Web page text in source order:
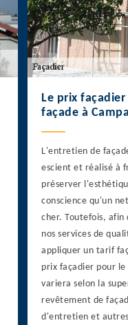
Le prix
façade à
L'entretien de
escient et réalisé à
préserver
conscience qu'un
cher. Toutefois,
nos services de
appliquer un tarif
prix façadier pour le
variera selon la
revêtement de
d'entretien et